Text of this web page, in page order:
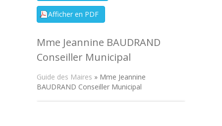
Mme Jeannine BAUDRAND
Conseiller Municipal
Guide des Maires » Mme Jeannine
BAUDRAND Conseiller Municipal